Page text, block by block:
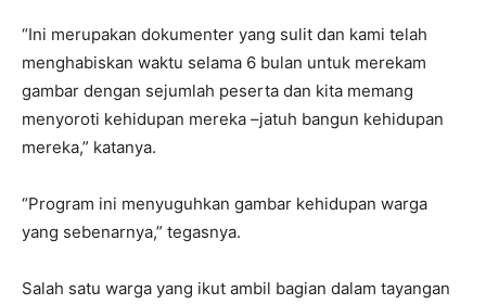
“Ini merupakan dokumenter yang sulit dan kami telah
menghabiskan waktu selama 6 bulan untuk merekam
gambar dengan sejumlah peserta dan kita memang
menyoroti kehidupan mereka –jatuh bangun kehidupan
mereka,” katanya.
“Program ini menyuguhkan gambar kehidupan warga
yang sebenarnya,” tegasnya.
Salah satu warga yang ikut ambil bagian dalam tayangan